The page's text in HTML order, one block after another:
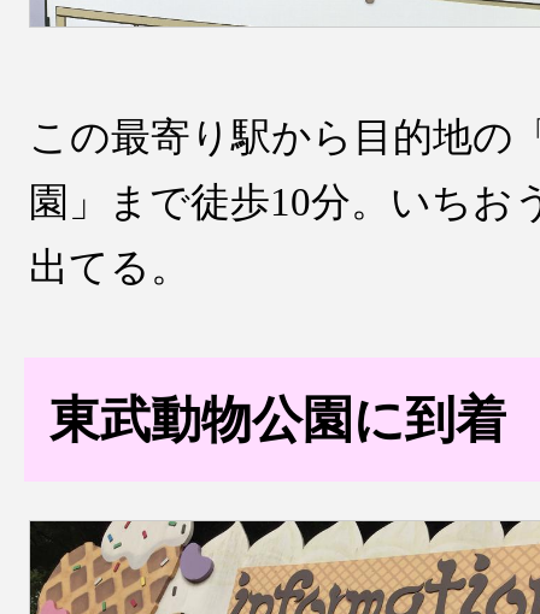
この最寄り駅から目的地の
園」まで徒歩10分。いちお
出てる。
東武動物公園に到着